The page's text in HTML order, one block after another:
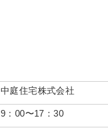
中庭住宅株式会社
9：00〜17：30